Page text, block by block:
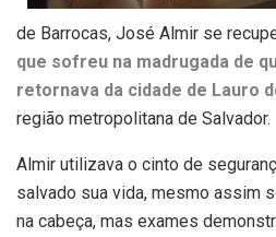
de Barrocas, José Almir se
que sofreu na madrugada de
retornava da cidade de Lauro
região metropolitana de Salvador.
Almir utilizava o cinto de
salvado sua vida, mesmo assim
na cabeça, mas exames